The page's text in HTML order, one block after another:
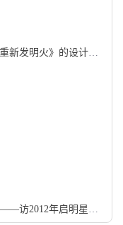
走出化石燃料时代——能源困境与《重新发明火》的设计原则
一位年轻学者的路径选择与执着追求——访2012年启明星跟踪计划入选者汪海健博士